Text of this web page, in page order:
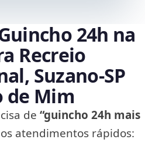
24h na
Recreio
Suzano‑SP
de Mim
de “guincho 24h mais
atendimentos rápidos: